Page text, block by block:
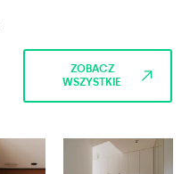
ZOBACZ
WSZYSTKIE